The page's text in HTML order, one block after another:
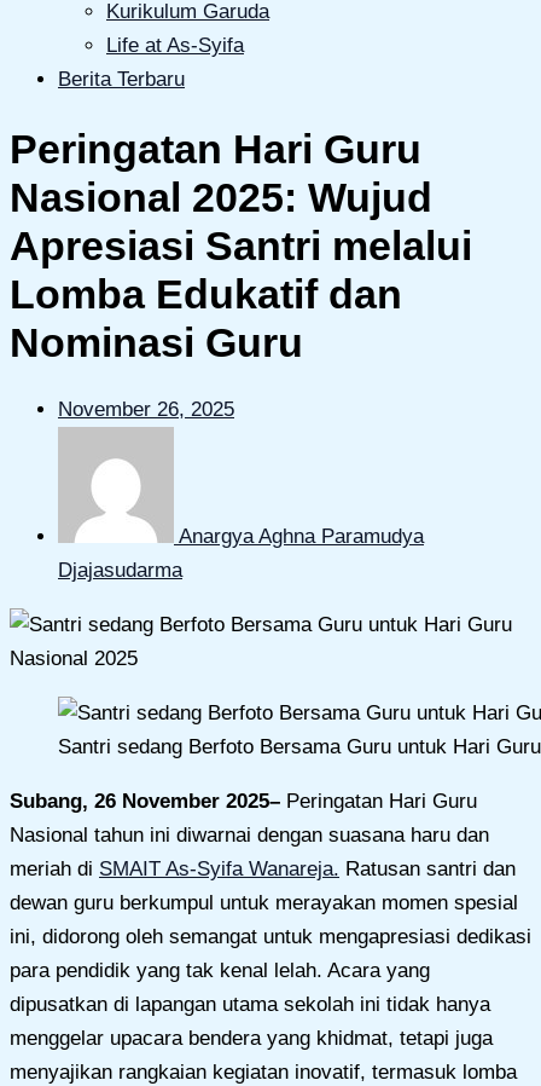
Kurikulum Garuda
Life at As-Syifa
Berita Terbaru
Peringatan Hari Guru
Nasional 2025: Wujud
Apresiasi Santri melalui
Lomba Edukatif dan
Nominasi Guru
November 26, 2025
Anargya Aghna Paramudya
Djajasudarma
Santri sedang Berfoto Bersama Guru untuk Hari
Subang, 26 November 2025– Peringatan Hari Guru
Nasional tahun ini diwarnai dengan suasana haru dan
meriah di SMAIT As-Syifa Wanareja. Ratusan santri dan
dewan guru berkumpul untuk merayakan momen spesial
ini, didorong oleh semangat untuk mengapresiasi dedikasi
para pendidik yang tak kenal lelah. Acara yang
dipusatkan di lapangan utama sekolah ini tidak hanya
menggelar upacara bendera yang khidmat, tetapi juga
menyajikan rangkaian kegiatan inovatif, termasuk lomba